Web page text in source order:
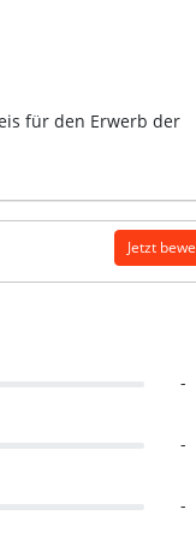
für den Erwerb der
Jetzt
-
-
-